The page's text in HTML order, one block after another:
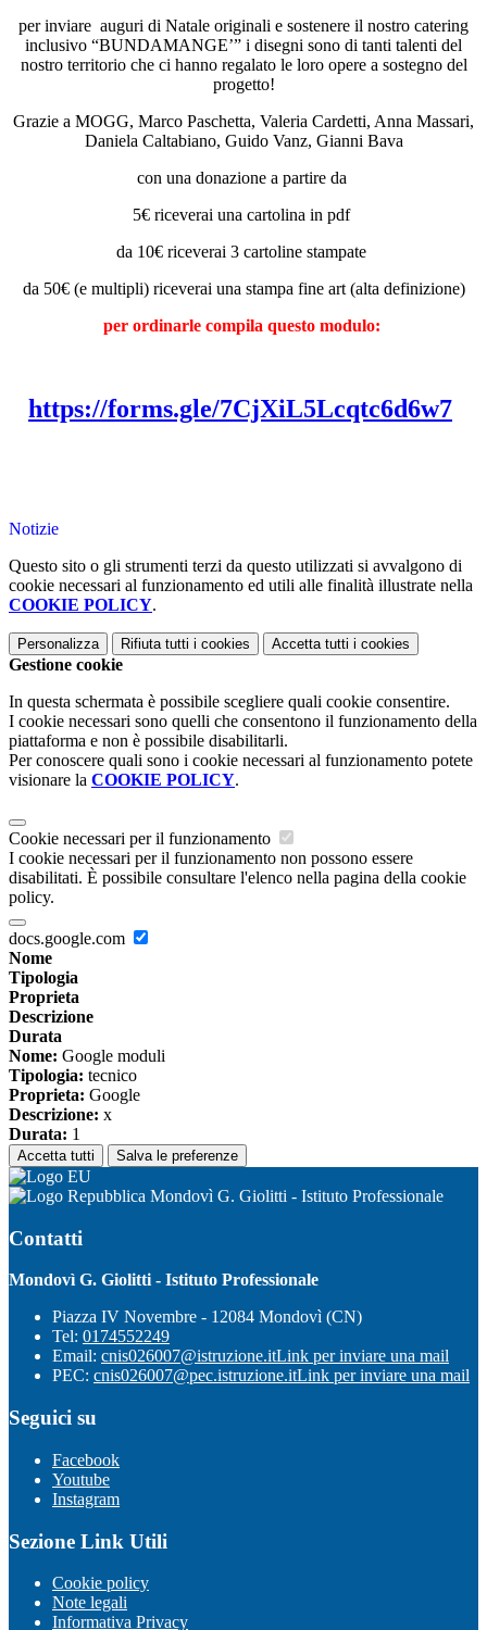
per inviare auguri di Natale originali e sostenere il nostro catering
inclusivo “BUNDAMANGE’” i disegni sono di tanti talenti del
nostro territorio che ci hanno regalato le loro opere a sostegno del
progetto!
Grazie a MOGG, Marco Paschetta, Valeria Cardetti, Anna Massari,
Daniela Caltabiano, Guido Vanz, Gianni Bava
con una donazione a partire da
5€ riceverai una cartolina in pdf
da 10€ riceverai 3 cartoline stampate
da 50€ (e multipli) riceverai una stampa fine art (alta definizione)
per ordinarle compila questo modulo:
https://forms.gle/7CjXiL5Lcqtc6d6w7
Notizie
Questo sito o gli strumenti terzi da questo utilizzati si avvalgono di
cookie necessari al funzionamento ed utili alle finalità illustrate nella
COOKIE POLICY.
Personalizza Rifiuta tutti i cookies Accetta tutti i cookies
Gestione cookie
In questa schermata è possibile scegliere quali cookie consentire.
I cookie necessari sono quelli che consentono il funzionamento della
piattaforma e non è possibile disabilitarli.
Per conoscere quali sono i cookie necessari al funzionamento potete
visionare la COOKIE POLICY.
Cookie necessari per il funzionamento
I cookie necessari per il funzionamento non possono essere
disabilitati. È possibile consultare l'elenco nella pagina della cookie
policy.
docs.google.com
Nome
Tipologia
Proprieta
Descrizione
Durata
Nome: Google moduli
Tipologia: tecnico
Proprieta: Google
Descrizione: x
Durata: 1
Accetta tutti Salva le preferenze
Mondovì G. Giolitti - Istituto Professionale
Contatti
Mondovì G. Giolitti - Istituto Professionale
Piazza IV Novembre - 12084 Mondovì (CN)
Tel: 0174552249
Email: cnis026007@istruzione.itLink per inviare una mail
PEC: cnis026007@pec.istruzione.itLink per inviare una mail
Seguici su
Facebook
Youtube
Instagram
Sezione Link Utili
Cookie policy
Note legali
Informativa Privacy